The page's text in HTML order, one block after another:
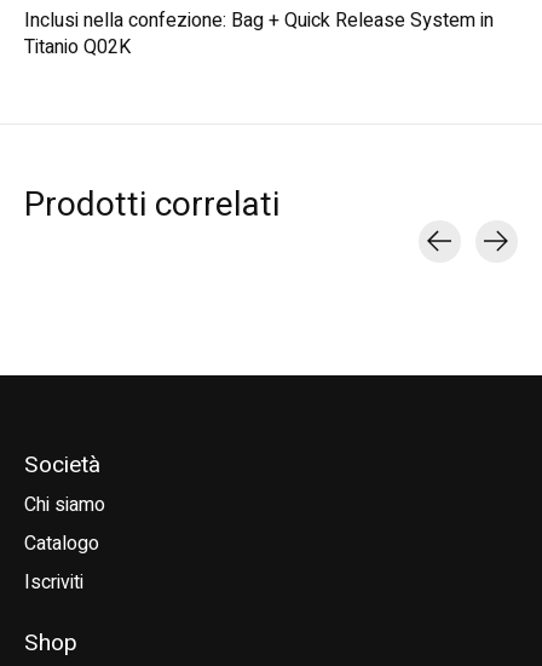
Inclusi nella confezione: Bag + Quick Release System in
Titanio Q02K
Prodotti correlati
Società
Chi siamo
Catalogo
Iscriviti
Shop